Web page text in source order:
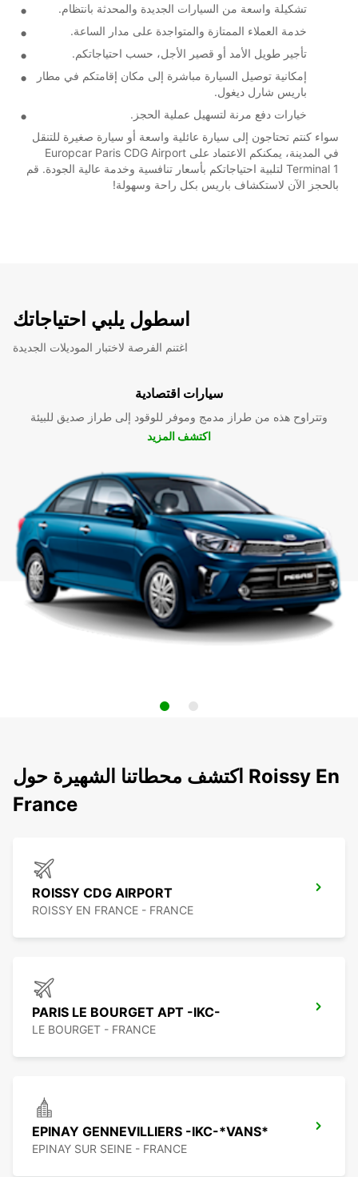
تشكيلة واسعة من السيارات الجديدة والمحدثة بانتظام.
خدمة العملاء الممتازة والمتواجدة على مدار الساعة.
تأجير طويل الأمد أو قصير الأجل، حسب احتياجاتكم.
إمكانية توصيل السيارة مباشرة إلى مكان إقامتكم في مطار
باريس شارل ديغول.
خيارات دفع مرنة لتسهيل عملية الحجز.
سواء كنتم تحتاجون إلى سيارة عائلية واسعة أو سيارة صغيرة للتنقل
في المدينة، يمكنكم الاعتماد على Europcar Paris CDG Airport
Terminal 1 لتلبية احتياجاتكم بأسعار تنافسية وخدمة عالية الجودة. قم
بالحجز الآن لاستكشاف باريس بكل راحة وسهولة!
اسطول يلبي احتياجاتك
اغتنم الفرصة لاختبار الموديلات الجديدة
سيارات اقتصادية
وتتراوح هذه من طراز مدمج وموفر للوقود إلى طراز صديق للبيئة
اكتشف المزيد
اكتشف محطاتنا الشهيرة حول Roissy En
France
ROISSY CDG AIRPORT
ROISSY EN FRANCE - FRANCE
PARIS LE BOURGET APT -IKC-
LE BOURGET - FRANCE
EPINAY GENNEVILLIERS -IKC-*VANS*
EPINAY SUR SEINE - FRANCE